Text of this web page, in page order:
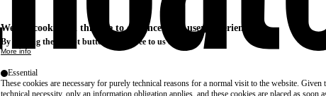
We use cookies on this site to enhance your user experience
By clicking the Accept button, you agree to us doing so.
More info
Essential
These cookies are necessary for purely technical reasons for a normal visit to the website. Given